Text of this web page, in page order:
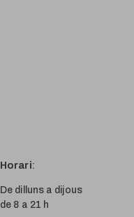
Horari:
De dilluns a dijous
de 8 a 21 h